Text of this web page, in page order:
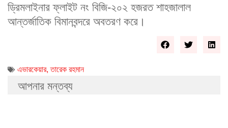
ড্রিমলাইনার ফ্লাইট নং বিজি-২০২ হজরত শাহজালাল
আন্তর্জাতিক বিমানবন্দরে অবতরণ করে।
এভারকেয়ার,তারেক রহমান
আপনার মন্তব্য